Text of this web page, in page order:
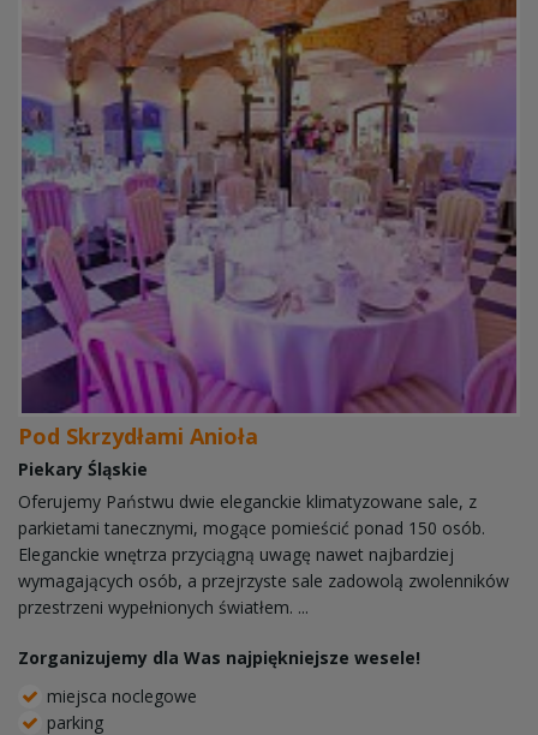
Pod Skrzydłami Anioła
Piekary Śląskie
Oferujemy Państwu dwie eleganckie klimatyzowane sale, z
parkietami tanecznymi, mogące pomieścić ponad 150 osób.
Eleganckie wnętrza przyciągną uwagę nawet najbardziej
wymagających osób, a przejrzyste sale zadowolą zwolenników
przestrzeni wypełnionych światłem. ...
Zorganizujemy dla Was najpiękniejsze wesele!
miejsca noclegowe
parking